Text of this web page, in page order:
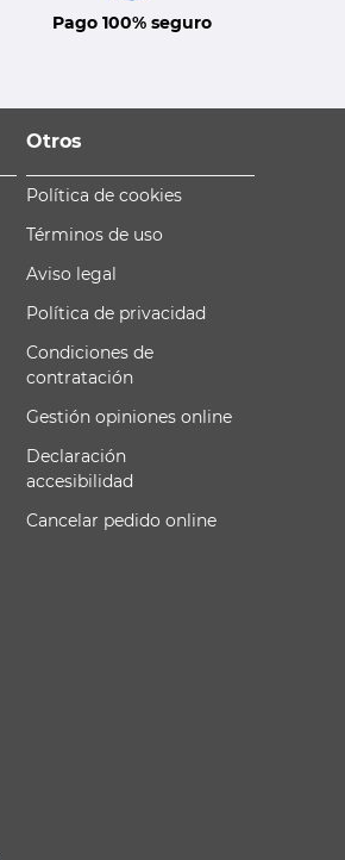
Pago 100% seguro
Otros
Política de cookies
Términos de uso
Aviso legal
Política de privacidad
Condiciones de
contratación
Gestión opiniones online
Declaración
accesibilidad
Cancelar pedido online